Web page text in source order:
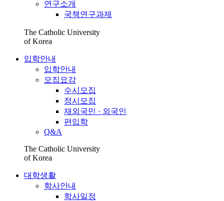
연구소개
국책연구과제
The Catholic University
of Korea
입학안내
입학안내
모집요강
수시모집
정시모집
재외국민 · 외국인
편입학
Q&A
The Catholic University
of Korea
대학생활
학사안내
학사일정